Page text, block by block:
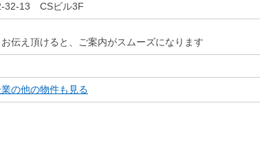
32-13 CSビル3F
伝え頂けると、ご案内がスムーズになります
業の他の物件も見る